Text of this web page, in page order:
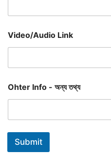
Video/Audio Link
Ohter Info - অন্য তথ্য
Submit